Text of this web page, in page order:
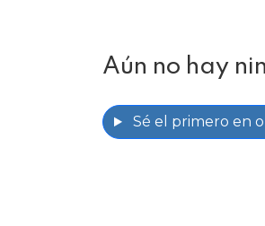
Aún no hay
Sé el primero en